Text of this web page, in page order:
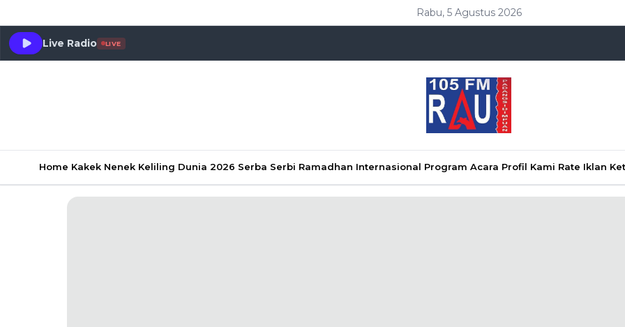
Rabu, 5 Agustus 2026
Live Radio LIVE
Home Kakek Nenek Keliling Dunia 2026 Serba Serbi Ramadhan Internasional Program Acara Profil Kami Rate Iklan